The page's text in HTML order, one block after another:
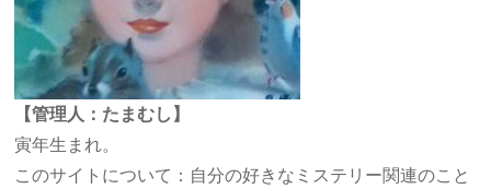
【管理人：たまむし】
寅年生まれ。
このサイトについて：自分の好きなミステリー関連のこと